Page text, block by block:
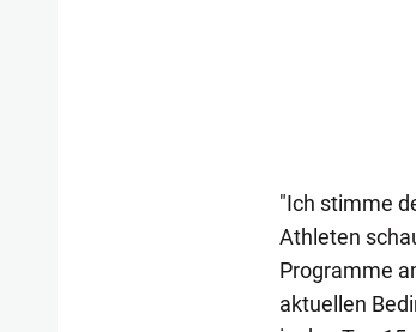
"Ich stimme
Athleten
Programme
aktuellen